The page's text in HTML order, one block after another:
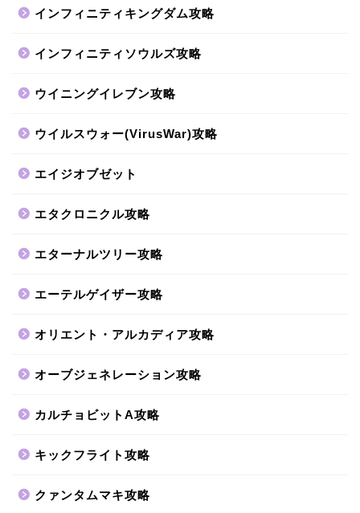
インフィニティキングダム攻略
インフィニティソウルズ攻略
ウイニングイレブン攻略
ウイルスウォー(VirusWar)攻略
エイジオブゼット
エタクロニクル攻略
エターナルツリー攻略
エーテルゲイザー攻略
オリエント・アルカディア攻略
オーブジェネレーション攻略
カルチョビットA攻略
キックフライト攻略
クァンタムマキ攻略